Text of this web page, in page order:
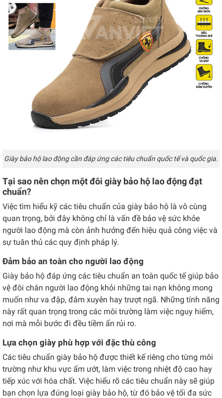
Giày bảo hộ lao động cần đáp ứng các tiêu chuẩn quốc tế và quốc gia.
Tại sao nên chọn một đôi giày bảo hộ lao động đạt
chuẩn?
Việc tìm hiểu kỹ các tiêu chuẩn của giày bảo hộ là vô cùng
quan trọng, bởi đây không chỉ là vấn đề bảo vệ sức khỏe
người lao động mà còn ảnh hưởng đến hiệu quả công việc và
sự tuân thủ các quy định pháp lý.
Đảm bảo an toàn cho người lao động
Giày bảo hộ đáp ứng các tiêu chuẩn an toàn quốc tế giúp bảo
vệ đôi chân người lao động khỏi những tai nạn không mong
muốn như va đập, đâm xuyên hay trượt ngã. Những tính năng
này rất quan trọng trong các môi trường làm việc nguy hiểm,
nơi mà mỗi bước đi đều tiềm ẩn rủi ro.
Lựa chọn giày phù hợp với đặc thù công
Các tiêu chuẩn giày bảo hộ được thiết kế riêng cho từng môi
trường như khu vực ẩm ướt, làm việc trong nhiệt độ cao hay
tiếp xúc với hóa chất. Việc hiểu rõ các tiêu chuẩn này sẽ giúp
bạn chọn lựa đúng loại giày bảo hộ, từ đó bảo vệ tối đa sức